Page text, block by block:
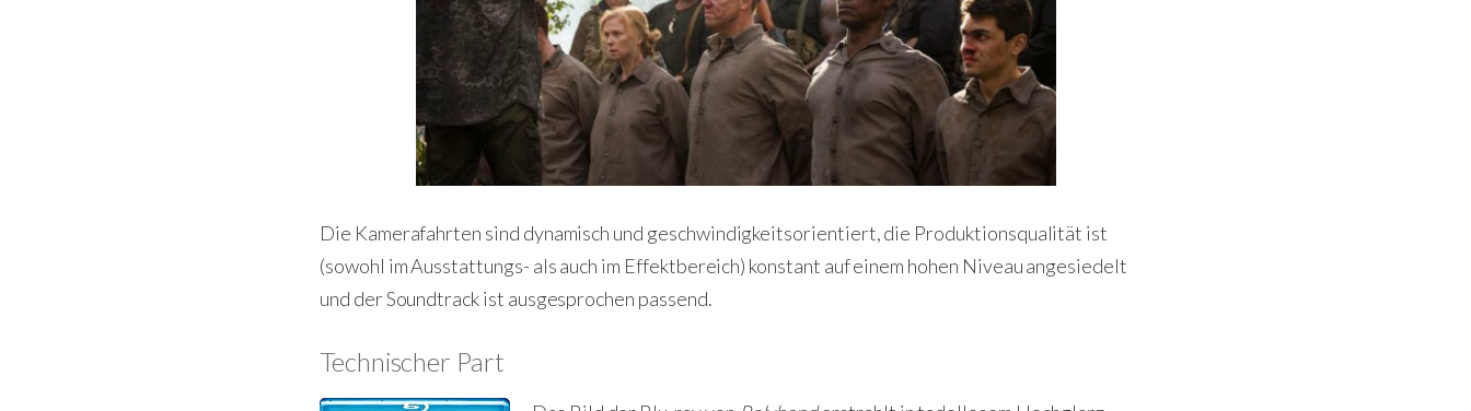
Die Kamerafahrten sind dynamisch und geschwindigkeitsorientiert, die Produktionsqualität ist
(sowohl im Ausstattungs- als auch im Effektbereich) konstant auf einem hohen Niveau angesiedelt
und der Soundtrack ist ausgesprochen passend.
Technischer Part